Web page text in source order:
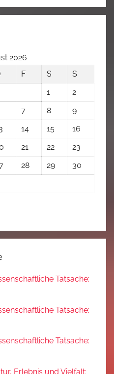
2026
F S
S
1
2
7 8
9
14 15
16
21 22
23
28 29
30
Tatsache:
Tatsache:
Tatsache:
Erlebnis und Vielfalt: